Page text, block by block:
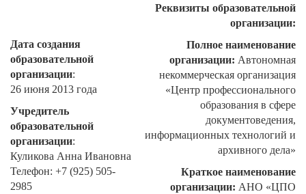
Дата создания
образовательной
организации:
26 июня 2013 года
Учредитель
образовательной
организации:
Куликова Анна Ивановна
Телефон: +7 (925) 505-
2985
Реквизиты образовательной
организации:
Полное наименование
организации: Автономная
некоммерческая организация
«Центр профессионального
образования в сфере
документоведения,
информационных технологий и
архивного дела»
Краткое наименование
организации: АНО «ЦПО